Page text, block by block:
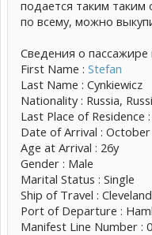
подается таким таким
по всему, можно
Сведения о
First Name : Stefan
Last Name : Cynkiewicz
Nationality : Russia,
Last Place of Residence :
Date of Arrival :
Age at Arrival : 26y
Gender : Male
Marital Status : Single
Ship of Travel : Cleveland
Port of Departure :
Manifest Line Number :